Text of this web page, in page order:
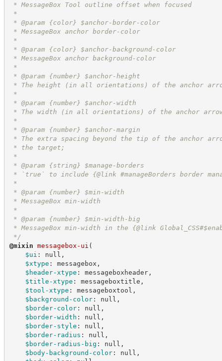
* MessageBox Tool outline offset when focused
*
* @param {color} $anchor-border-color
* MessageBox anchor border-color
*
* @param {color} $anchor-background-color
* MessageBox anchor background-color
*
* @param {number} $anchor-height
* The height (in all orientations) of the anchor
*
* @param {number} $anchor-width
* The width (in all orientations) of the anchor
*
* @param {number} $anchor-margin
* The extra spacing beyond the tip of the anchor
* the target;
*
* @param {string} $manage-borders
* `true` to include {@link #manageBorders border
*
* @param {number} $min-width
* MessageBox min-width
*
* @param {number} $min-width-big
* MessageBox min-width in the {@link
*/
@mixin messagebox-ui (
$ui :
null,
$xtype :
messagebox,
$header-xtype :
messageboxheader,
$title-xtype :
messageboxtitle,
$tool-xtype :
messageboxtool,
$background-color:
null,
$border-color:
null,
$border-width :
null,
$border-style :
null,
$border-radius :
null,
$border-radius-big :
null,
$body-background-color:
null,